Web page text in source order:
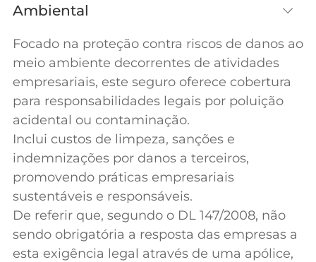
Ambiental
Focado na proteção contra riscos de danos ao
meio ambiente decorrentes de atividades
empresariais, este seguro oferece cobertura
para responsabilidades legais por poluição
acidental ou contaminação.
Inclui custos de limpeza, sanções e
indemnizações por danos a terceiros,
promovendo práticas empresariais
sustentáveis e responsáveis.
De referir que, segundo o DL 147/2008, não
sendo obrigatória a resposta das empresas a
esta exigência legal através de uma apólice,